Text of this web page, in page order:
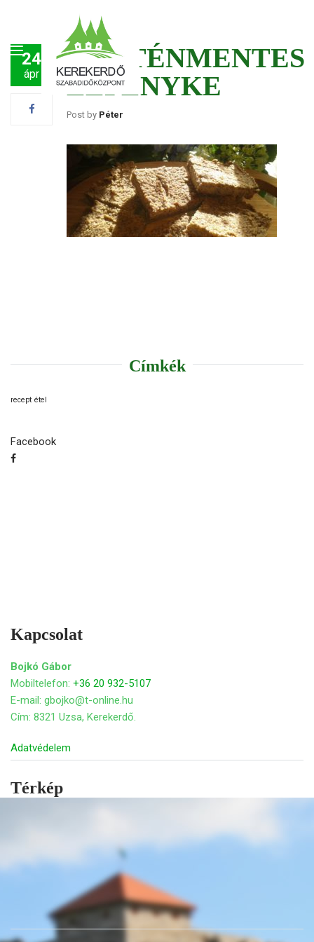
24
ápr
GLUTÉNMENTES
LEPÉNYKE
Post by Péter
Címkék
recept étel
Facebook
Kapcsolat
Bojkó Gábor
Mobiltelefon: +36 20 932-5107
E-mail: gbojko@t-online.hu
Cím: 8321 Uzsa, Kerekerdő.
Adatvédelem
Térkép